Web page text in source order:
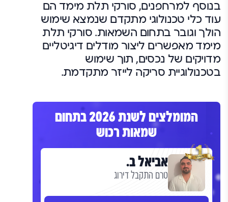
בנוסף למרחפנים, סורקי תלת מימד הם
עוד כלי טכנולוגי מתקדם שנמצא שימוש
הולך וגובר בתחום השמאות. סורקי תלת
מימד מאפשרים ליצור מודלים דיגיטליים
מדויקים של נכסים, תוך שימוש
בטכנולוגיית סריקה לייזר מתקדמת.
המומלצים לשנת 2026 בתחום
שמאות רכוש
אביאל ב.
טרם התקבל דירוג